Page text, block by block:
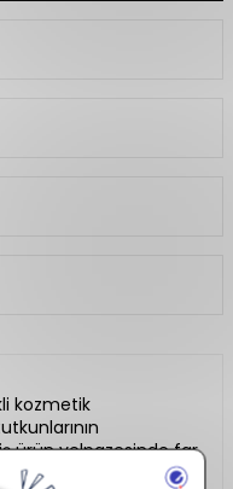
kozmetik
ürün yelpazesinde far
ve ikonik